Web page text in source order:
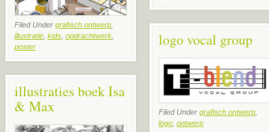
Filed Under grafisch ontwerp
illustratie kids opdrachtwerk
poster
logo vocal group
Filed Under grafisch ontwerp
logo ontwerp
illustraties boek Isa
& Max